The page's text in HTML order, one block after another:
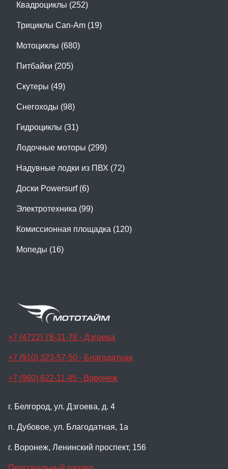
Квадроциклы (252)
Трициклы Can-Am (19)
Мотоциклы (680)
Питбайки (205)
Скутеры (49)
Снегоходы (98)
Гидроциклы (31)
Лодочные моторы (299)
Надувные лодки из ПВХ (72)
Доски Powersurf (6)
Электротехника (99)
Комиссионная площадка (120)
Мопеды (16)
+7 (4722) 78-31-78 - Дзгоева
+7 (910) 323-57-50 - Благодатная
+7 (960) 622-11-45 - Воронеж
г. Белгород, ул. Дзгоева, д. 4
п. Дубовое, ул. Благодатная, 1а
г. Воронеж, Ленинский проспект, 156